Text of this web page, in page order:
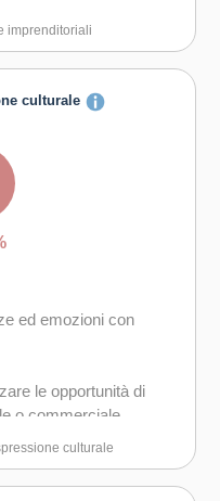
le loro idee, di
imprenditoriali
culturale
ed emozioni con
le opportunità di
o commerciale
apertura per
culturale